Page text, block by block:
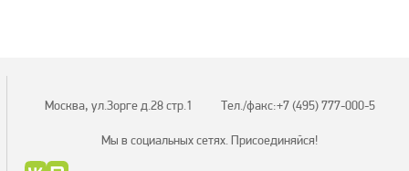
Москва, ул.Зорге д.28 стр.1 Тел./факс:+7 (495) 777-000-5
Мы в социальных сетях. Присоединяйся!